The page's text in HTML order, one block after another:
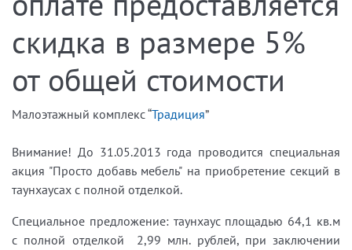
скидка в размере 5%
от общей стоимости
Малоэтажный комплекс “Традиция”
Внимание! До 31.05.2013 года проводится специальная
акция "Просто добавь мебель" на приобретение секций в
таунхаусах с полной отделкой.
Специальное предложение: таунхаус площадью 64,1 кв.м
с полной отделкой 2,99 млн. рублей, при заключении